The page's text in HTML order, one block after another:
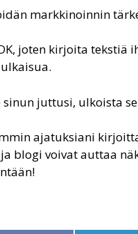
markkinoinnin
joten kirjoita
juttusi, ulkoista
ajatuksiani
blogi voivat auttaa